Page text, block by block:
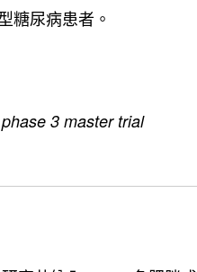
糖尿病患者。
3 master trial